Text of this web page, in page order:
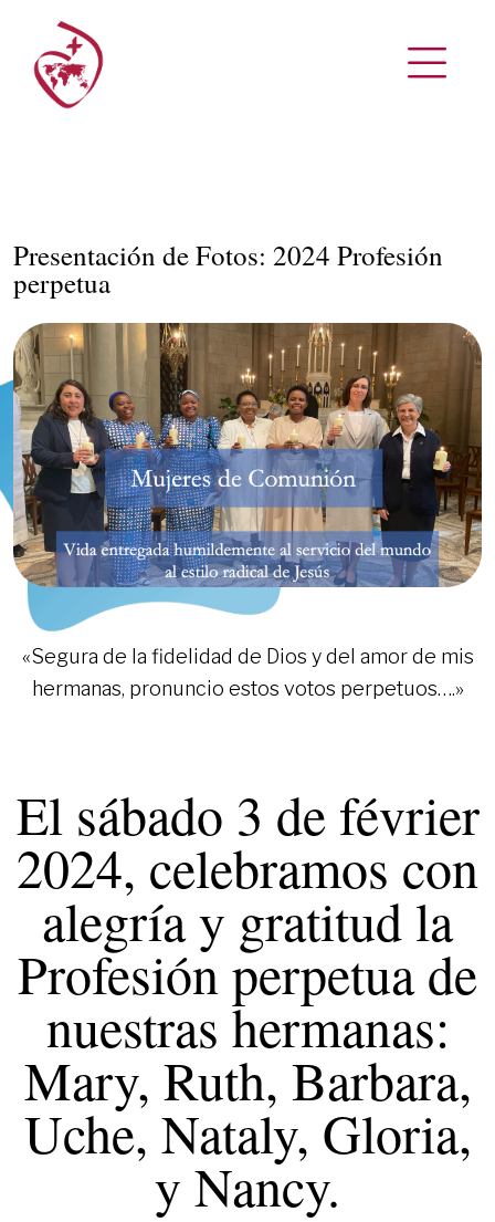
Presentación de Fotos: 2024 Profesión
perpetua
«Segura de la fidelidad de Dios y del amor de mis
hermanas, pronuncio estos votos perpetuos….»
El sábado 3 de février
2024, celebramos con
alegría y gratitud la
Profesión perpetua de
nuestras hermanas:
Mary, Ruth, Barbara,
Uche, Nataly, Gloria,
y Nancy.